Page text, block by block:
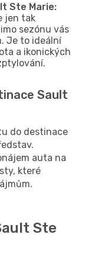
Ste Marie:
jen tak
sezónu vás
Je to ideální
a ikonických
Sault
do destinace
auta na
které
Ste